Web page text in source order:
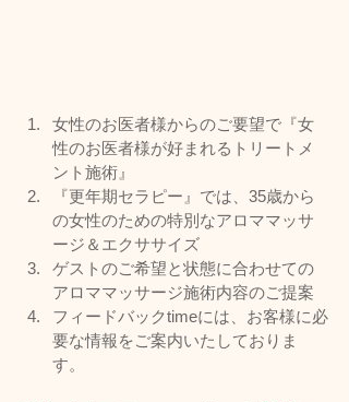
女性のお医者様からのご要望で『女
性のお医者様が好まれるトリートメ
ント施術』
『更年期セラピー』では、35歳から
の女性のための特別なアロママッサ
ージ＆エクササイズ
ゲストのご希望と状態に合わせての
アロママッサージ施術内容のご提案
フィードバックtimeには、お客様に必
要な情報をご案内いたしておりま
す。